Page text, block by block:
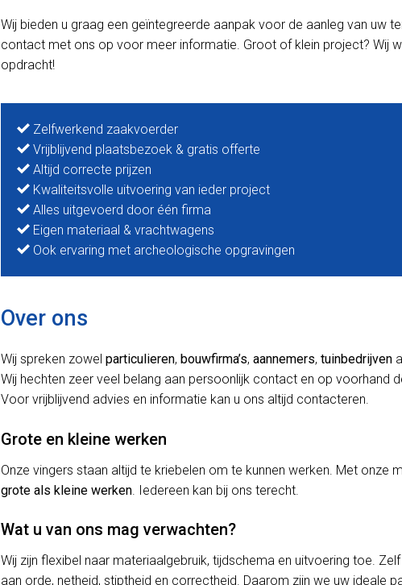
Wij bieden u graag een geïntegreerde aanpak voor de aanleg van uw
contact met ons op voor meer informatie. Groot of klein project? Wij
opdracht!
Zelfwerkend zaakvoerder
Vrijblijvend plaatsbezoek & gratis offerte
Altijd correcte prijzen
Kwaliteitsvolle uitvoering van ieder project
Alles uitgevoerd door één firma
Eigen materiaal & vrachtwagens
Ook ervaring met archeologische opgravingen
Over ons
Wij spreken zowel particulieren, bouwfirma’s, aannemers, tuinbedrijven
Wij hechten zeer veel belang aan persoonlijk contact en op voorhand
Voor vrijblijvend advies en informatie kan u ons altijd contacteren.
Grote en kleine werken
Onze vingers staan altijd te kriebelen om te kunnen werken. Met onze
grote als kleine werken . Iedereen kan bij ons terecht.
Wat u van ons mag verwachten?
Wij zijn flexibel naar materiaalgebruik, tijdschema en uitvoering toe.
aan orde, netheid, stiptheid en correctheid. Daarom zijn we uw ideale